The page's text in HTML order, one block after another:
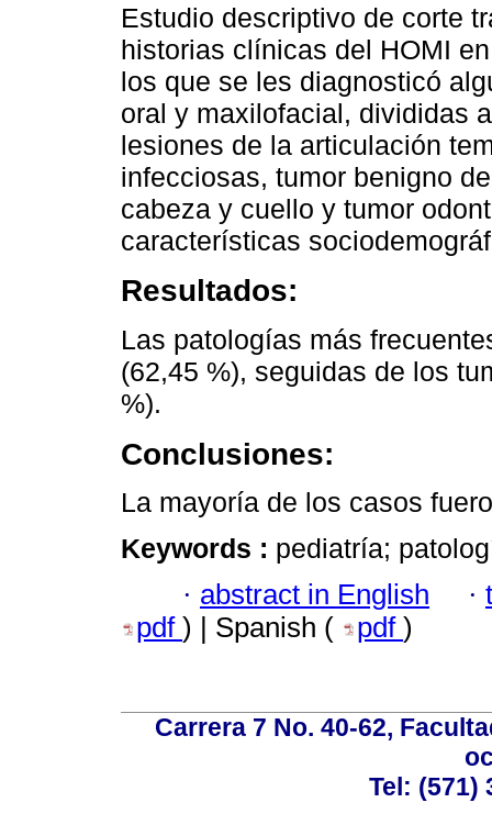
Estudio descriptivo de corte
historias clínicas del HOMI
los que se les diagnosticó
oral y maxilofacial, divididas
lesiones de la articulación
infecciosas, tumor benigno
cabeza y cuello y tumor
características
Resultados:
Las patologías más
(62,45 %), seguidas de los
%).
Conclusiones:
La mayoría de los casos
Keywords : pediatría;
· abstract in English ·
pdf ) | Spanish ( pdf )
Carrera 7 No. 40-62,
Tel: (571)